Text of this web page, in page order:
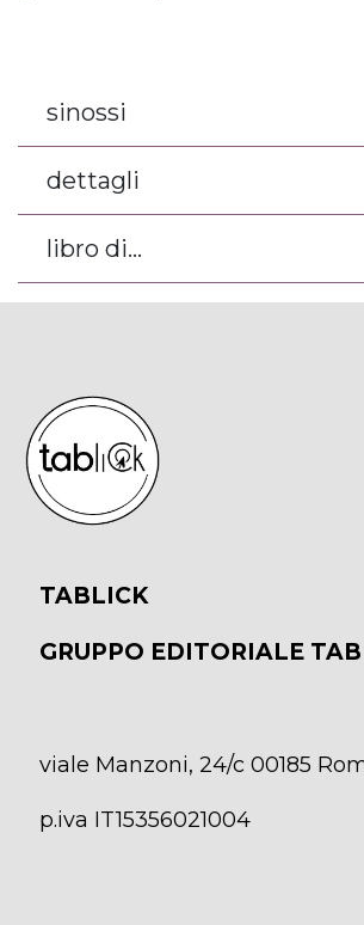
sinossi
dettagli
libro di...
TABLICK
GRUPPO EDITORIALE
viale Manzoni, 24/c 00185
p.iva IT15356021004